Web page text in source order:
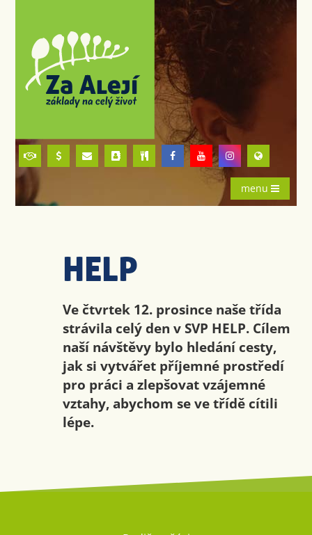
menu
HELP
Ve čtvrtek 12. prosince naše třída
strávila celý den v SVP HELP. Cílem
naší návštěvy bylo hledání cesty,
jak si vytvářet příjemné prostředí
pro práci a zlepšovat vzájemné
vztahy, abychom se ve třídě cítili
lépe.